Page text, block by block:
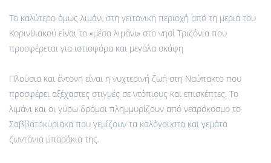
Το καλύτερο όμως λιμάνι στη γειτονική περιοχή από τη μεριά του
Κορινθιακού είναι το «μέσα λιμάνι» στο νησί Τριζόνια που
προσφέρεται για ιστιοφόρα και μεγάλα σκάφη
Πλούσια και έντονη είναι η νυχτερινή ζωή στη Ναύπακτο που
προσφέρει αξέχαστες στιγμές σε ντόπιους και επισκέπτες. Το
λιμάνι και οι γύρω δρόμοι πλημμυρίζουν από νεαρόκοσμο το
Σαββατοκύριακα που γεμίζουν τα καλόγουστα και γεμάτα
ζωντάνια μπαράκια της.